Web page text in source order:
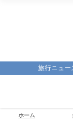
旅行ニュー
ホーム